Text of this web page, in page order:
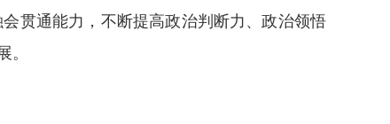
贯通能力，不断提高政治判断力、政治领悟
。